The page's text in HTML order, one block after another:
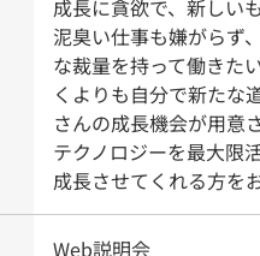
成長に貪欲で、新しい
泥臭い仕事も嫌がらず
な裁量を持って働きた
くよりも自分で新たな
さんの成長機会が用意
テクノロジーを最大限
成長させてくれる方を
Web説明会